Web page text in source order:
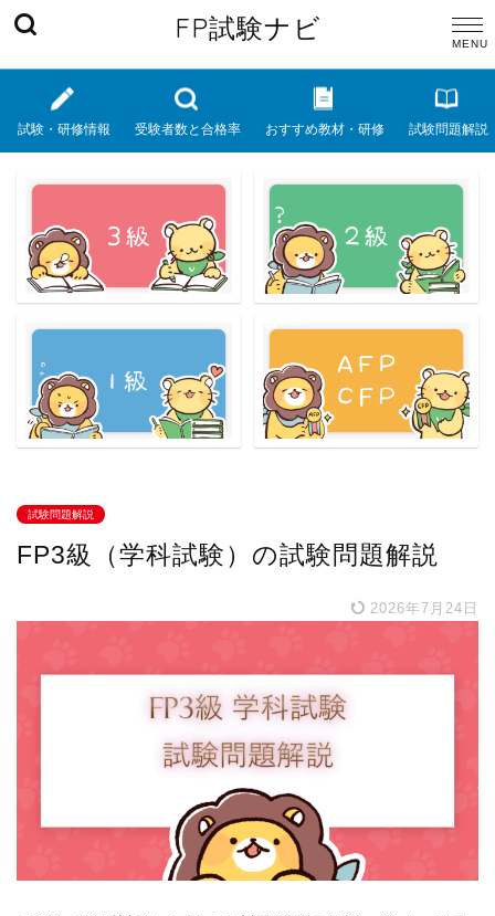
FP試験ナビ
試験・研修情報 受験者数と合格率 おすすめ教材・研修 試験問題解説
試験問題解説
FP3級（学科試験）の試験問題解説
2026年7月24日